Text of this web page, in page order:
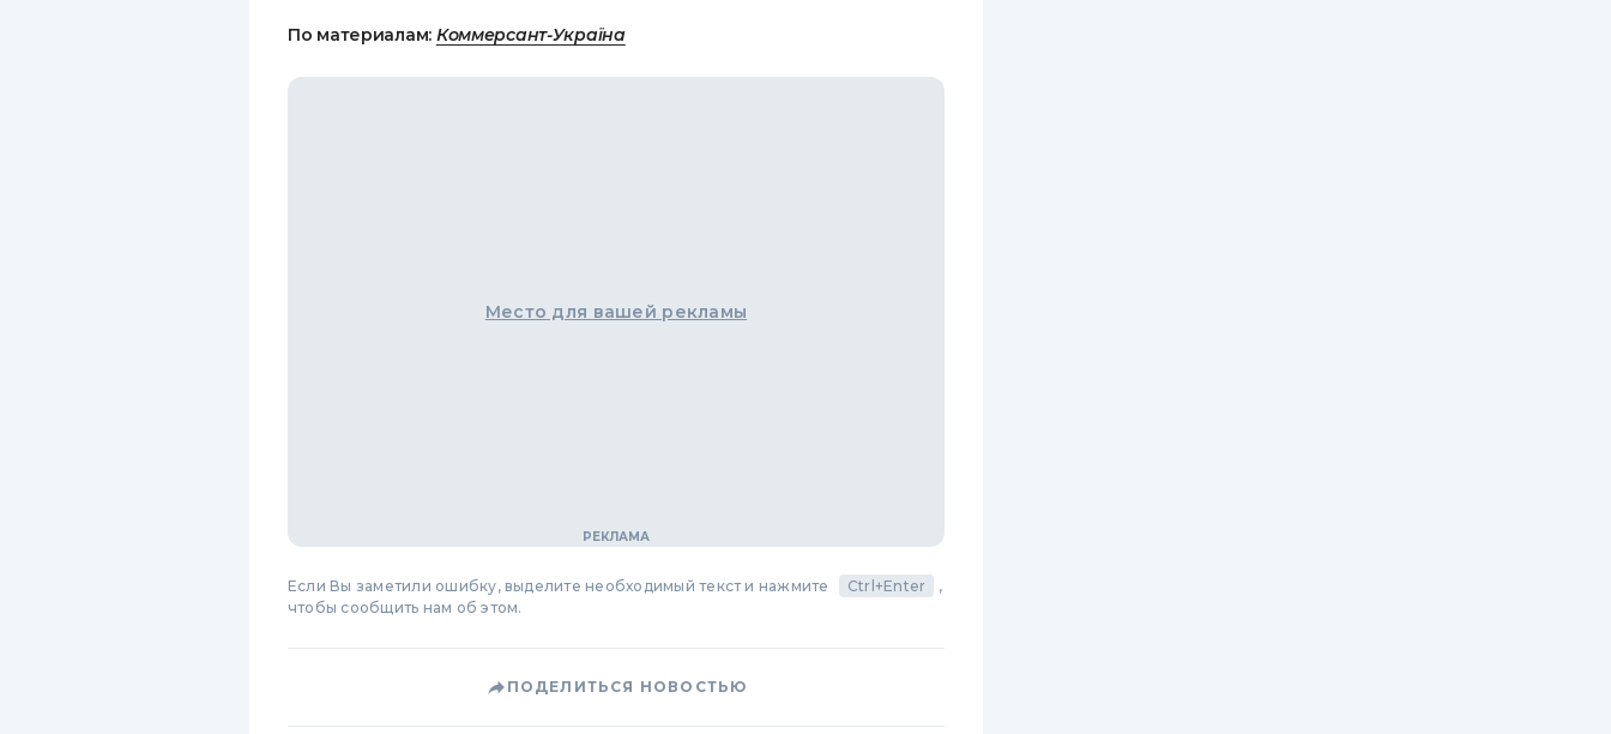
По материалам: Коммерсант-Україна
Место для вашей рекламы
Если Вы заметили ошибку, выделите необходимый текст и нажмите Ctrl+Enter
,
чтобы сообщить нам об этом.
ПОДЕЛИТЬСЯ НОВОСТЬЮ